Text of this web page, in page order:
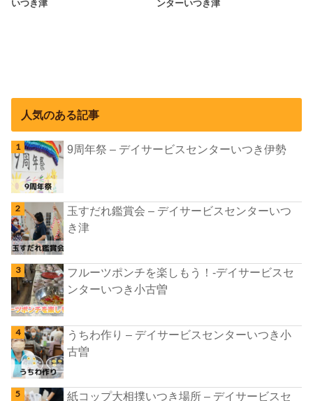
いつき津
ンターいつき津
人気のある記事
9周年祭 – デイサービスセンターいつき伊勢
玉すだれ鑑賞会 – デイサービスセンターいつ
き津
フルーツポンチを楽しもう！-デイサービスセ
ンターいつき小古曽
うちわ作り – デイサービスセンターいつき小
古曽
紙コップ大相撲いつき場所 – デイサービスセ